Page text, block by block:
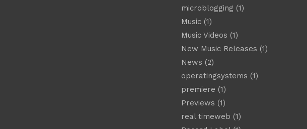
microblogging (1)
Music(1)
Music Videos (1)
New Music Releases (1)
News (2)
operatingsystems (1)
premiere (1)
Previews (1)
real timeweb (1)